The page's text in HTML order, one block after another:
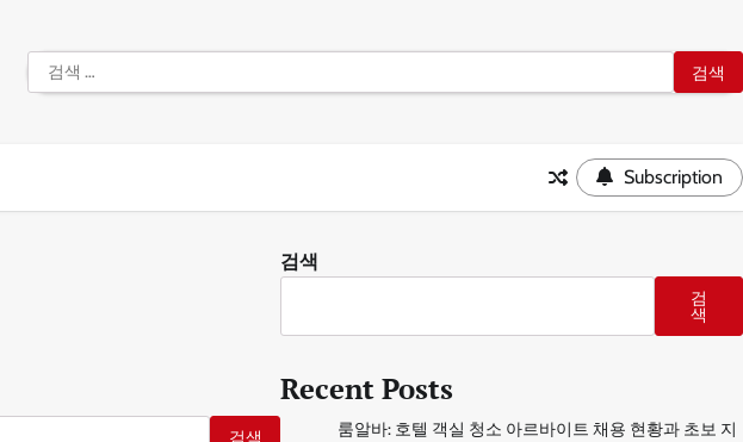
색:
Subscription
검색
검
색
Recent Posts
룸알바: 호텔 객실 청소 아르바이트 채용 현황과 초보 지